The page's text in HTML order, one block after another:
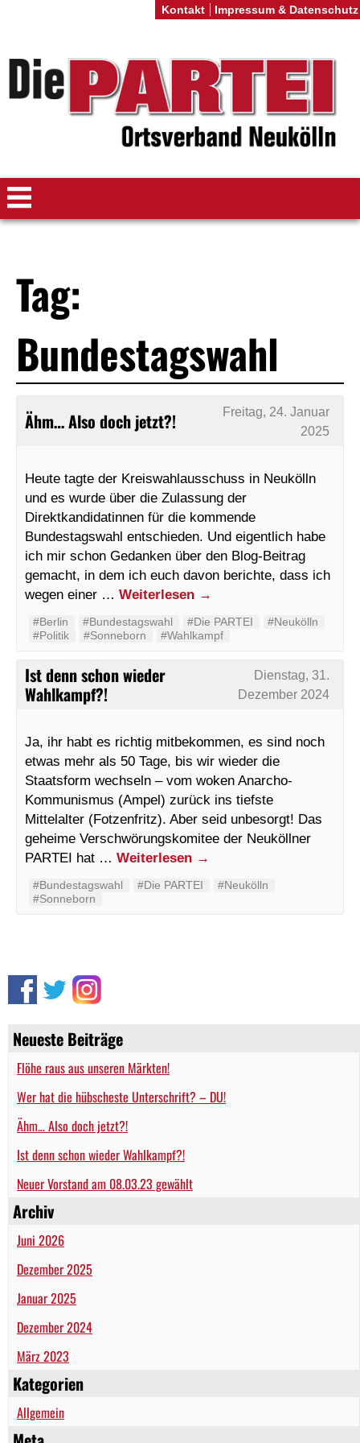
Neueste Beiträge
Flöhe raus aus unseren Märkten!
Wer hat die hübscheste Unterschrift? – DU!
Ähm… Also doch jetzt?!
Ist denn schon wieder Wahlkampf?!
Neuer Vorstand am 08.03.23 gewählt
Archiv
Juni 2026
Dezember 2025
Januar 2025
Dezember 2024
März 2023
Kategorien
Allgemein
Tag:
Bundestagswahl
Ähm… Also doch jetzt?!
Freitag, 24. Januar
2025
Heute tagte der Kreiswahlausschuss in Neukölln
und es wurde über die Zulassung der
Direktkandidatinnen für die kommende
Bundestagswahl entschieden. Und eigentlich habe
ich mir schon Gedanken über den Blog-Beitrag
gemacht, in dem ich euch davon berichte, dass ich
wegen einer … Weiterlesen →
#Berlin #Bundestagswahl #Die PARTEI
#Neukölln
#Politik
#Sonneborn #Wahlkampf
Ist denn schon wieder
Wahlkampf?!
Dienstag, 31.
Dezember 2024
Ja, ihr habt es richtig mitbekommen, es sind noch
etwas mehr als 50 Tage, bis wir wieder die
Staatsform wechseln – vom woken Anarcho-
Kommunismus (Ampel) zurück ins tiefste
Mittelalter (Fotzenfritz). Aber seid unbesorgt! Das
geheime Verschwörungskomitee der Neuköllner
PARTEI hat … Weiterlesen →
#Bundestagswahl #Die PARTEI
#Neukölln
#Sonneborn
Kontakt Impressum & Datenschutz